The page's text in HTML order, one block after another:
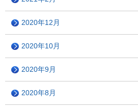
2020年12月
2020年10月
2020年9月
2020年8月